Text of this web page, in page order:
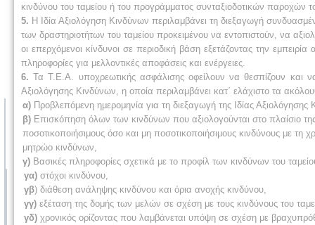
κινδύνου του ταμείου ή του προγράμματος συνταξιοδοτικών παροχών το
5. Η Ιδία Αξιολόγηση Κινδύνων περιλαμβάνει τη διεξαγωγή
των δραστηριοτήτων του ταμείου προκειμένου να εντοπιστούν, να
οι επερχόμενοι κίνδυνοι σε περιοδική βάση εξετάζοντας την
πληροφορίες για μελλοντικές αποφάσεις και ενέργειες.
6.Τα Τ.Ε.Α. υποχρεωτικής ασφάλισης οφείλουν να θεσπίζουν και
Αξιολόγησης Κινδύνων, η οποία περιλαμβάνει κατ΄ ελάχιστο τα
α) Προβλεπόμενη ημερομηνία για τη διεξαγωγή της Ιδίας Αξιολόγησης
β) Επισκόπηση όλων των κινδύνων που αξιολογούνται στο πλαίσιο
ποσοτικοποιήσιμους όσο και μη ποσοτικοποιήσιμους κινδύνους με
μητρώο κινδύνων,
γ) Βασικές πληροφορίες σχετικά με το προφίλ των κινδύνων του
γα) στόχοι κινδύνου,
γβ) διάθεση ανάληψης κινδύνου και όρια ανοχής κινδύνου,
γγ) εξέταση της δομής των μελών σε σχέση με τους κινδύνους του
γδ) χρονικός ορίζοντας που λαμβάνεται υπόψη σε σχέση με